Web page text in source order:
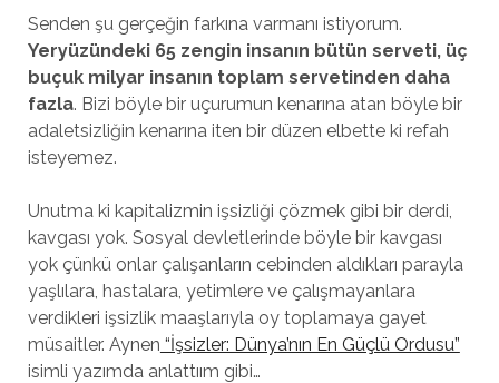
Senden şu gerçeğin farkına varmanı istiyorum.
Yeryüzündeki 65 zengin insanın bütün serveti, üç
buçuk milyar insanın toplam servetinden daha
fazla. Bizi böyle bir uçurumun kenarına atan böyle bir
adaletsizliğin kenarına iten bir düzen elbette ki refah
isteyemez.
Unutma ki kapitalizmin işsizliği çözmek gibi bir derdi,
kavgası yok. Sosyal devletlerinde böyle bir kavgası
yok çünkü onlar çalışanların cebinden aldıkları parayla
yaşlılara, hastalara, yetimlere ve çalışmayanlara
verdikleri işsizlik maaşlarıyla oy toplamaya gayet
müsaitler. Aynen “İşsizler: Dünya’nın En Güçlü Ordusu”
isimli yazımda anlattıım gibi…